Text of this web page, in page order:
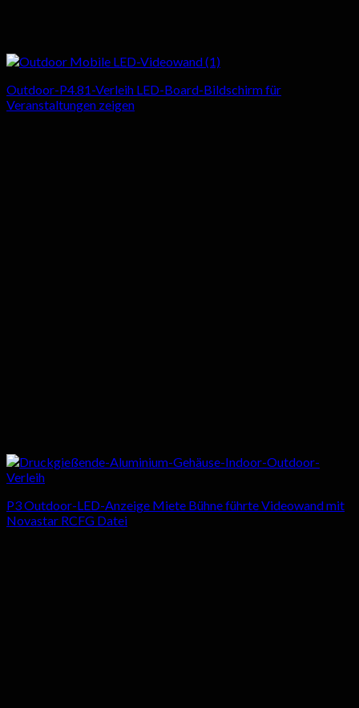
Outdoor-P4.81-Verleih LED-Board-Bildschirm für
Veranstaltungen zeigen
P3 Outdoor-LED-Anzeige Miete Bühne führte Videowand mit
Novastar RCFG Datei